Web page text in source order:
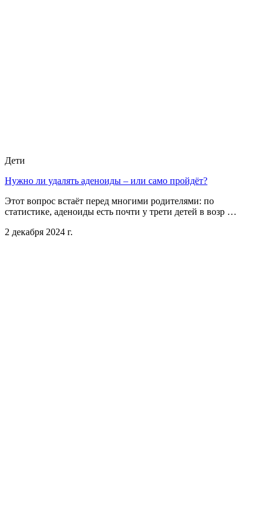
Дети
Нужно ли удалять аденоиды – или само пройдёт?
Этот вопрос встаёт перед многими родителями: по
статистике, аденоиды есть почти у трети детей в возр …
2 декабря 2024 г.